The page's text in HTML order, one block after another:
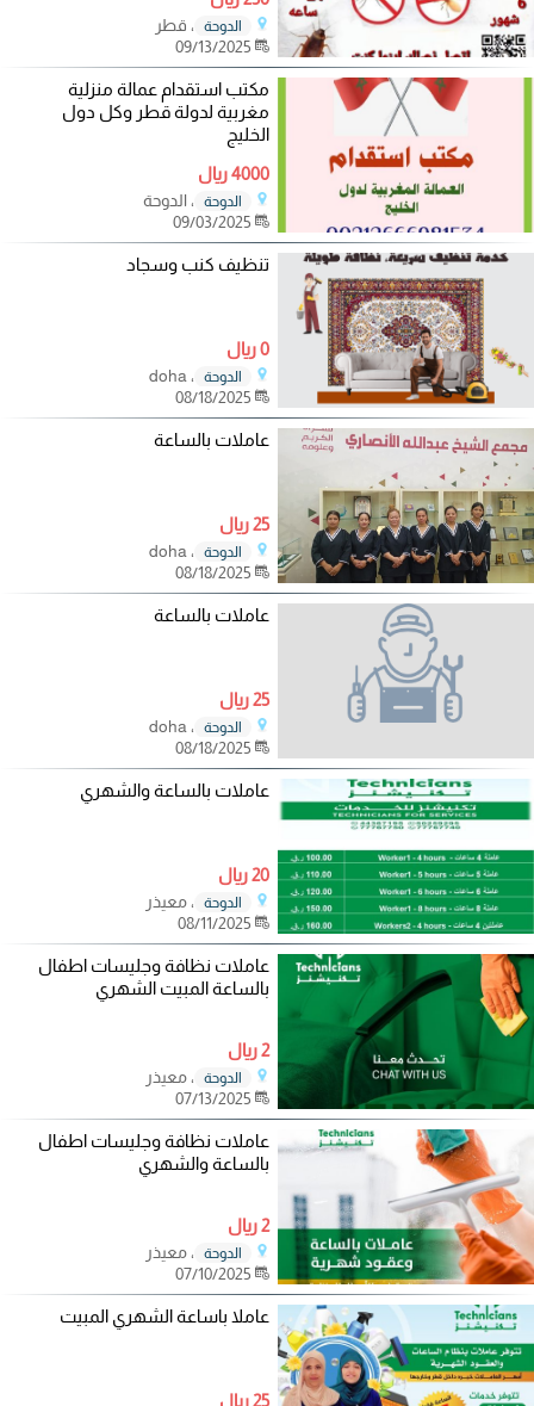
الدوحة
، قطر
مكتب استقدام عمالة منزلية
مغربية لدولة قطر وكل دول
الخليج
4000 ريال
الدوحة
، الدوحة
تنظيف كنب وسجاد
0 ريال
الدوحة
، doha
عاملات بالساعة
25 ريال
الدوحة
، doha
عاملات بالساعة
25 ريال
الدوحة
، doha
عاملات بالساعة والشهري
20 ريال
الدوحة
، معيذر
عاملات نظافة وجليسات اطفال
بالساعة المبيت الشهري
2 ريال
الدوحة
، معيذر
عاملات نظافة وجليسات اطفال
بالساعة والشهري
2 ريال
الدوحة
، معيذر
عاملا باساعة الشهري المبيت
25 ريال